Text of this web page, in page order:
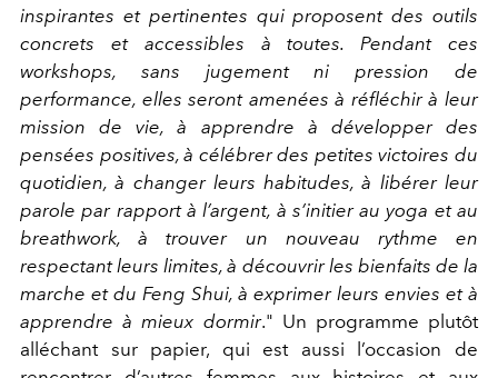
inspirantes et pertinentes qui proposent des outils
concrets et accessibles à toutes. Pendant ces
workshops, sans jugement ni pression de
performance, elles seront amenées à réfléchir à leur
mission de vie, à apprendre à développer des
pensées positives, à célébrer des petites victoires du
quotidien, à changer leurs habitudes, à libérer leur
parole par rapport à l’argent, à s’initier au yoga et au
breathwork, à trouver un nouveau rythme en
respectant leurs limites, à découvrir les bienfaits de la
marche et du Feng Shui, à exprimer leurs envies et à
apprendre à mieux dormir." Un programme plutôt
alléchant sur papier, qui est aussi l’occasion de